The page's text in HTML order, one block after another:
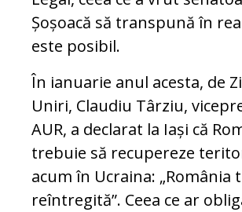
Șoșoacă să transpună în
este posibil.
În ianuarie anul acesta, de
Uniri, Claudiu Târziu,
AUR, a declarat la Iași că
trebuie să recupereze
acum în Ucraina: „România
reîntregită”. Ceea ce ar